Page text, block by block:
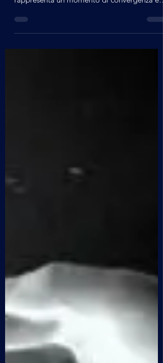
Il Canto della Terra Il progetto "Il Canto
della Terra – Linguaggi di vita e solidarietà"
nostra società; riflessioni espresse attraverso